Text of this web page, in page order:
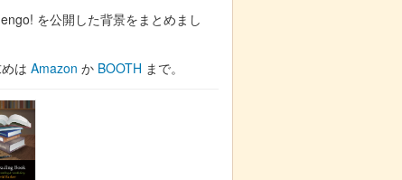
を公開した背景をまとめまし
は Amazon か BOOTH まで。